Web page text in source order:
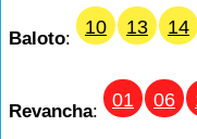
Baloto:
10 13 14
Revancha:
01 06